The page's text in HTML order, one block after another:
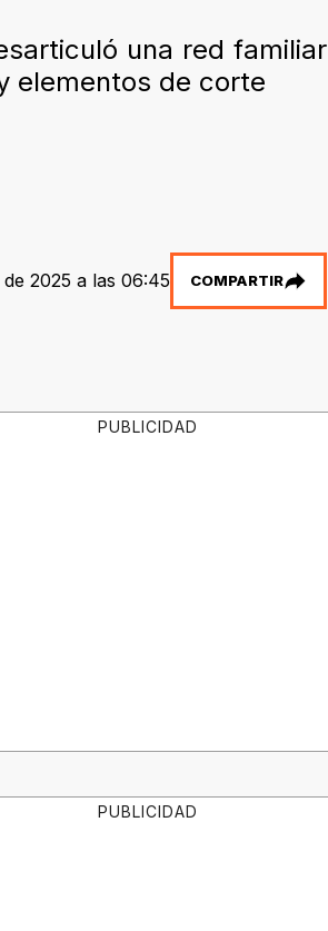
una red familiar
elementos de corte
2025 a las 06:45 COMPARTIR
PUBLICIDAD
PUBLICIDAD